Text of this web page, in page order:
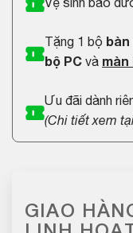
Vệ sinh bảo
Tặng 1 bộ
bộ PC và màn
Ưu đãi dành
(Chi tiết xem
GIAO